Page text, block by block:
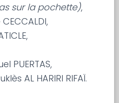
sur la pochette),
PUERTAS,
AL HARIRI RIFAÏ.